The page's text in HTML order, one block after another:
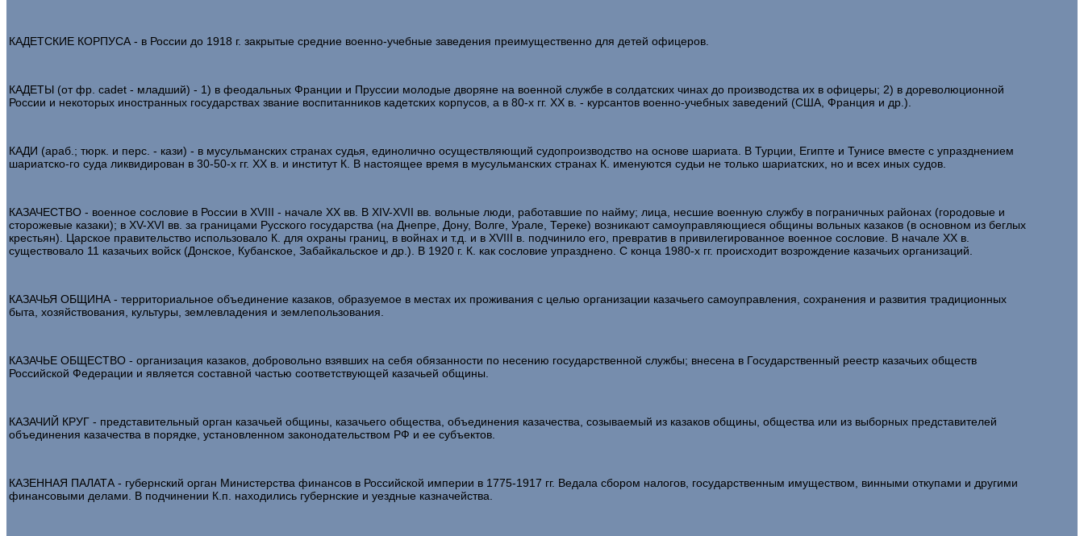
КАДЕТСКИЕ КОРПУСА - в России до 1918 г. закрытые средние военно-учебные заведения преимущественно для детей офицеров.
КАДЕТЫ (от фр. cadet - младший) - 1) в феодальных Франции и Пруссии молодые дворяне на военной службе в солдатских чинах до производства их в офицеры; 2) в дореволюционной
России и некоторых иностранных государствах звание воспитанников кадетских корпусов, а в 80-х гг. XX в. - курсантов военно-учебных заведений (США, Франция и др.).
КАДИ (араб.; тюрк. и перс. - кази) - в мусульманских странах судья, единолично осуществляющий судопроизводство на основе шариата. В Турции, Египте и Тунисе вместе с упразднением
шариатско-го суда ликвидирован в 30-50-х гг. XX в. и институт К. В настоящее время в мусульманских странах К. именуются судьи не только шариатских, но и всех иных судов.
КАЗАЧЕСТВО - военное сословие в России в XVIII - начале XX вв. В XIV-XVII вв. вольные люди, работавшие по найму; лица, несшие военную службу в пограничных районах (городовые и
сторожевые казаки); в XV-XVI вв. за границами Русского государства (на Днепре, Дону, Волге, Урале, Тереке) возникают самоуправляющиеся общины вольных казаков (в основном из беглых
крестьян). Царское правительство использовало К. для охраны границ, в войнах и т.д. и в XVIII в. подчинило его, превратив в привилегированное военное сословие. В начале XX в.
существовало 11 казачьих войск (Донское, Кубанское, Забайкальское и др.). В 1920 г. К. как сословие упразднено. С конца 1980-х гг. происходит возрождение казачьих организаций.
КАЗАЧЬЯ ОБЩИНА - территориальное объединение казаков, образуемое в местах их проживания с целью организации казачьего самоуправления, сохранения и развития традиционных
быта, хозяйствования, культуры, землевладения и землепользования.
КАЗАЧЬЕ ОБЩЕСТВО - организация казаков, добровольно взявших на себя обязанности по несению государственной службы; внесена в Государственный реестр казачьих обществ
Российской Федерации и является составной частью соответствующей казачьей общины.
КАЗАЧИЙ КРУГ - представительный орган казачьей общины, казачьего общества, объединения казачества, созываемый из казаков общины, общества или из выборных представителей
объединения казачества в порядке, установленном законодательством РФ и ее субъектов.
КАЗЕННАЯ ПАЛАТА - губернский орган Министерства финансов в Российской империи в 1775-1917 гг. Ведала сбором налогов, государственным имуществом, винными откупами и другими
финансовыми делами. В подчинении К.п. находились губернские и уездные казначейства.